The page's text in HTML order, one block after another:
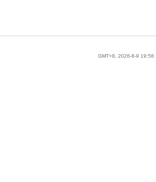
GMT+8, 2026-8-9 19:58